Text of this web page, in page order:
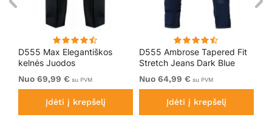
D555 Max Elegantiškos
kelnės Juodos
Nuo 69,99 € su PVM
Įdėti į krepšelį
D555 Ambrose Tapered Fit
Stretch Jeans Dark Blue
Nuo 64,99 € su PVM
Įdėti į krepšelį